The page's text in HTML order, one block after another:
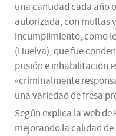
una cantidad cada año
autorizada, con multas
incumplimiento, como
(Huelva), que fue
prisión e inhabilitación
«criminalmente
una variedad de fresa
Según explica la web
mejorando la calidad de